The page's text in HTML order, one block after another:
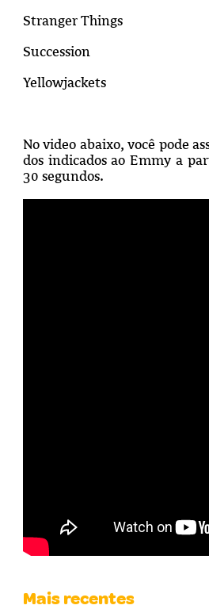
Stranger Things
Succession
Yellowjackets
No video abaixo, você pode
dos indicados ao Emmy a
30 segundos.
Mais recentes